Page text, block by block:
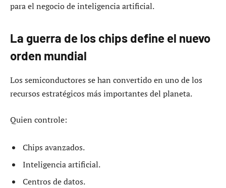
para el negocio de inteligencia artificial.
La guerra de los chips define el nuevo
orden mundial
Los semiconductores se han convertido en uno de los
recursos estratégicos más importantes del planeta.
Quien controle:
Chips avanzados.
Inteligencia artificial.
Centros de datos.